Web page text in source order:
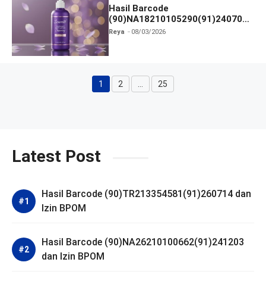
Hasil Barcode
(90)NA18210105290(91)240703
dan Izin BPOM
Reya 08/03/2026
Halaman
1 Halaman
2 … Halaman
25
Latest Post
Hasil Barcode (90)TR213354581(91)260714 dan
Izin BPOM
Hasil Barcode (90)NA26210100662(91)241203
dan Izin BPOM